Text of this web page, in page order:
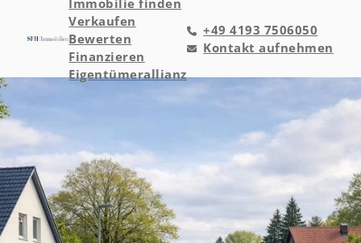
Immobilie finden
Verkaufen
Bewerten
Finanzieren
Eigentümerallianz
+49 4193 7506050
Kontakt aufnehmen